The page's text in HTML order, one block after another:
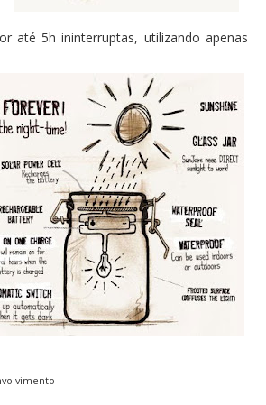
até 5h ininterruptas, utilizando apenas